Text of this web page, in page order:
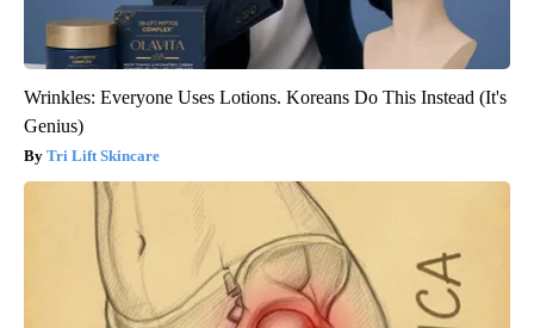
Wrinkles: Everyone Uses Lotions. Koreans Do This Instead (It's
Genius)
Tri Lift Skincare